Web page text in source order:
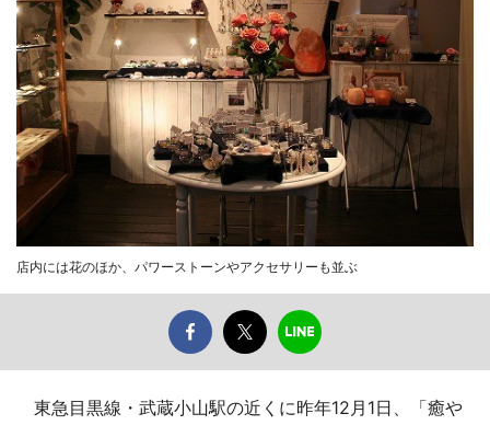
店内には花のほか、パワーストーンやアクセサリーも並ぶ
東急目黒線・武蔵小山駅の近くに昨年12月1日、「癒や